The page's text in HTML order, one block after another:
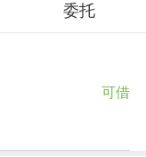
委托
可借